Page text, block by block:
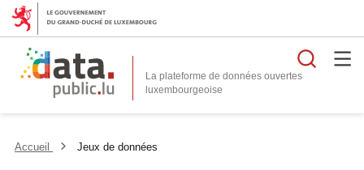
La plateforme de données ouvertes
Accueil Jeux de données